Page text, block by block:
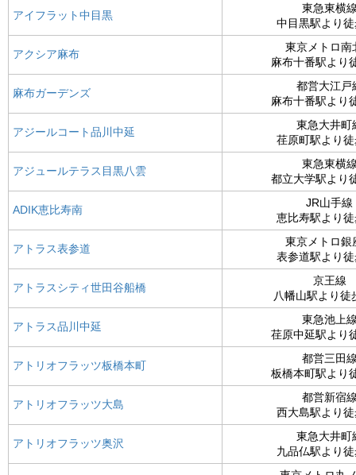
アイフラット中目黒
東急東横
中目黒駅より
アクシア麻布
東京メトロ南
麻布十番駅より
麻布ガーデンズ
都営大江戸
麻布十番駅より
アジールコート品川中延
東急大井町
荏原町駅より
アジュールテラス目黒八雲
東急東横
都立大学駅より
ADIK恵比寿南
JR山手線
恵比寿駅より
アトラス表参道
東京メトロ銀
表参道駅より
アトラスシティ世田谷船橋
京王線
八幡山駅より徒
アトラス品川中延
東急池上
荏原中延駅より
アトリオフラッツ板橋本町
都営三田
板橋本町駅より
アトリオフラッツ大島
都営新宿
西大島駅より
アトリオフラッツ奥沢
東急大井町
九品仏駅より